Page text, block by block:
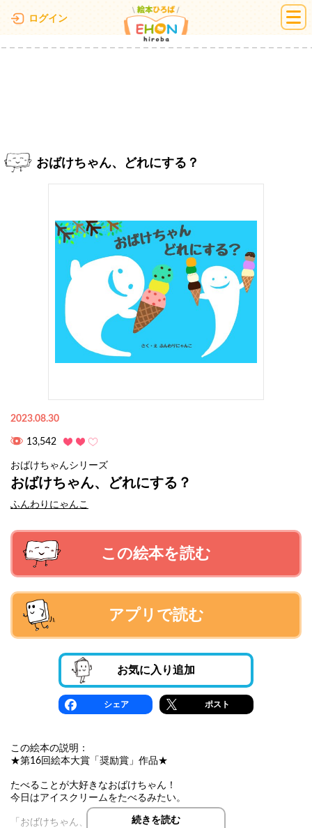
ログイン 絵本ひろば
おばけちゃん、どれにする？
2023.08.30
13,542
おばけちゃんシリーズ
おばけちゃん、どれにする？
ふんわりにゃんこ
この絵本を読む
アプリで読む
お気に入り追加
シェア ポスト
この絵本の説明：
★第16回絵本大賞「奨励賞」作品★
たべることが大好きなおばけちゃん！
今日はアイスクリームをたべるみたい。
「おばけちゃん、どれにする？」続きを読む